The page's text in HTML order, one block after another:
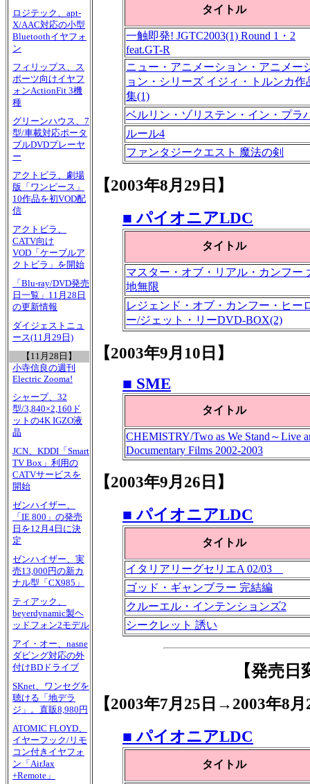
ロジテック、apt-
X/AAC対応の小型
Bluetoothイヤフォ
ン
フィリップス、ス
ポーツ向けイヤフ
ォンActionFit 3機
種
グリーンハウス、7
型/車載対応ポータ
ブルDVDプレーヤ
ー
アクトビラ、劇場
版「ワンピース」
10作品を初VOD配
信
アクトビラ、
CATV向け
VOD「ケーブルア
クトビラ」を開始
「Blu-ray/DVD発売
日一覧」11月28日
の更新情報
ダイジェストニュ
ース(11月29日)
【11月28日】
小寺信良の週刊
Electric Zooma!
シャープ、32
型/3,840×2,160ド
ットの4K IGZO液
晶
JCN、KDDI「Smart
TV Box」利用の
CATVサービスを
開始
ゼンハイザー、
「IE 800」の発売
日を12月4日に決
定
ゼンハイザー、実
売13,000円の新カ
ナル型「CX985」
ティアック、
beyerdynamic製ヘ
ッドフォン2モデル
アイ・オー、nasne
ダビング対応の外
付けBDドライブ
SKnet、ワンセグを
聴ける「地デラ
ジ」。直販8,980円
ATOMIC FLOYD、
イヤーフック/リモ
コン付きイヤフォ
ン「AirJax
+Remote」
タイトル
一触即発! JGTC2003(1) Round 1・2
feat.GT-R
ニュー・アニメーション・アニメー
ョン・シリーズ イジィ・トルンカ作
集(1)
ベルリン・ゾリステン・イン・プラ
ルール4
ファンタジークエスト 魔法の剣
【2003年8月29日】
■ パイオニアLDC
タイトル
マスター・オブ・リアル・カンフー
地無限
レジェンド・オブ・カンフー・ヒー
ー/ジェット・リーDVD-BOX(2)
【2003年9月10日】
■ SME
タイトル
CHEMISTRY/Two as We Stand～Live
Documentary Films 2002-2003
【2003年9月26日】
■ パイオニアLDC
タイトル
イタリアリーグセリエA 02/03
ゴッド・ギャンブラー 完結編
クルーエル・インテンションズ2
シークレット 誘い
【発売日
【2003年7月25日→2003年8
■ パイオニアLDC
タイトル